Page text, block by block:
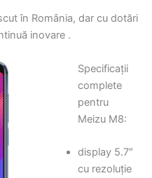
în România, dar cu dotări
inovare .
Specificații
complete
pentru
Meizu M8:
display 5.7″
cu rezoluție